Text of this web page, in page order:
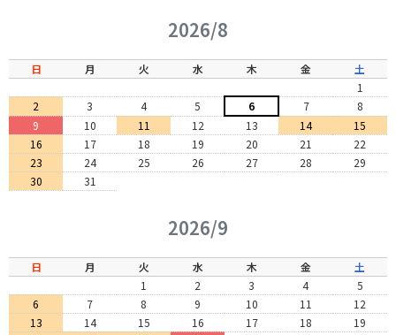
2026/8
日 月 火 水 木 金
土
1
2
3 4 5 6 7
8
9
10 11 12 13 14
15
16
17 18 19 20 21
22
23
24 25 26 27 28
29
30
31
2026/9
日 月 火 水 木 金
土
1
2 3 4
5
6
7 8 9 10 11
12
13
14 15 16 17 18
19